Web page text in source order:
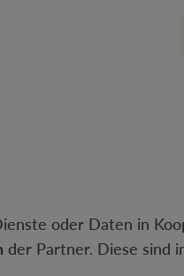
oder Daten in
der Partner. Diese sind